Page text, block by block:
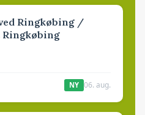
Ringkøbing /
Ringkøbing
NY 06. aug.